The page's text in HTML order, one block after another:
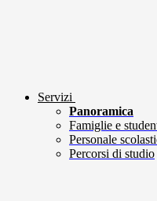
Servizi
Panoramica
Famiglie e
Personale
Percorsi di studio